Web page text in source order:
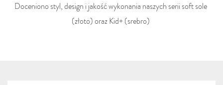
Doceniono styl, design i jakość wykonania naszych serii soft sole
(złoto) oraz Kid+ (srebro)